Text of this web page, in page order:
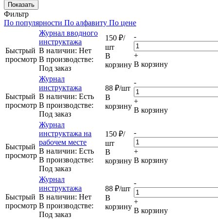
Показать
Фильтр
По популярности По алфавиту По цене
Быстрый
просмотр
Журнал вводного
инструктажа
В наличии: Нет
В производстве:
Под заказ
150 ₽/
шт
В
корзину
-
+
В корзину
Быстрый
просмотр
Журнал
инструктажа
В наличии: Eсть
В производстве:
Под заказ
88 ₽/шт
В
корзину
-
+
В корзину
Быстрый
просмотр
Журнал
инструктажа на
рабочем месте
В наличии: Eсть
В производстве:
Под заказ
150 ₽/
шт
В
корзину
-
+
В корзину
Быстрый
просмотр
Журнал
инструктажа
В наличии: Нет
В производстве:
Под заказ
88 ₽/шт
В
корзину
-
+
В корзину